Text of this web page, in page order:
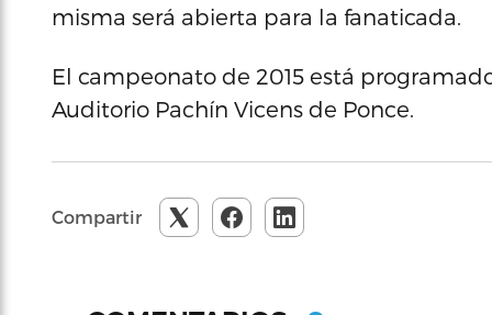
misma será abierta para la fanaticada.
El campeonato de 2015 está
Auditorio Pachín Vicens de Ponce.
Compartir